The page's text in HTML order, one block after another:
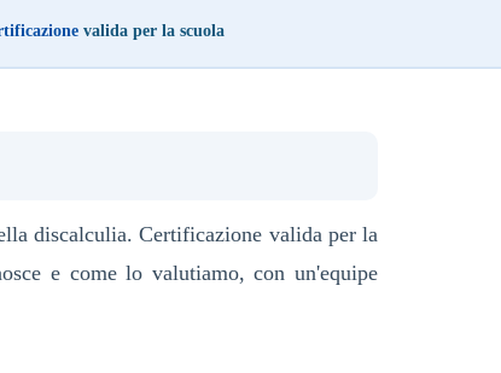
valida per la scuola
discalculia. Certificazione valida per la
e come lo valutiamo, con un'equipe